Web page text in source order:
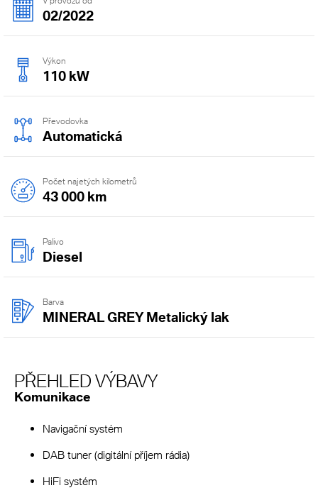
02/2022
Výkon
110 kW
Převodovka
Automatická
Počet najetých kilometrů
43 000 km
Palivo
Diesel
Barva
MINERAL GREY Metalický lak
PŘEHLED VÝBAVY
Komunikace
Navigační systém
DAB tuner (digitální příjem rádia)
HiFi systém